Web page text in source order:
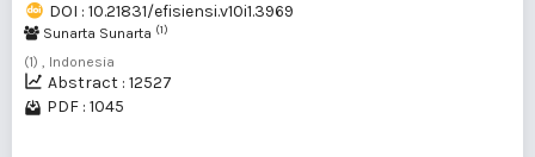
DOI : 10.21831/efisiensi.v10i1.3969
Sunarta Sunarta (1)
(1) , Indonesia
Abstract : 12527
PDF : 1045